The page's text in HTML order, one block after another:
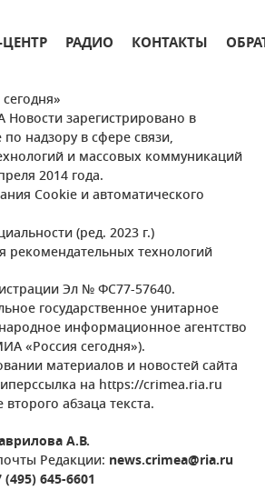
РАДИО КОНТАКТЫ
Новости зарегистрировано в
надзору в сфере связи,
и массовых коммуникаций
2014 года.
Cookie и автоматического
(ред. 2023 г.)
рекомендательных технологий
Эл № ФС77-57640.
государственное унитарное
информационное агентство
«Россия сегодня»).
материалов и новостей сайта
на https://crimea.ria.ru
абзаца текста.
А.В.
Редакции: news.crimea@ria.ru
(495) 645-6601